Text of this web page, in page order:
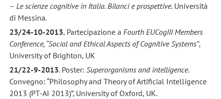
– Le scienze cognitive in Italia. Bilanci e prospettive. Università
di Messina.
23/24-10-2013. Partecipazione a Fourth EUCogIII Members
Conference, “Social and Ethical Aspects of Cognitive Systems”,
University of Brighton, UK
21/22-9-2013. Poster: Superorganisms and intelligence.
Convegno: “Philosophy and Theory of Artificial Intelligence
2013 (PT-AI 2013)”, University of Oxford, UK.